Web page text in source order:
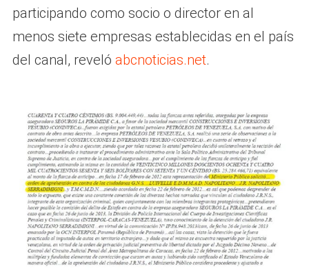
participando como socio o director en al
menos siete empresas establecidas en el país
del canal, reveló abcnoticias.net.